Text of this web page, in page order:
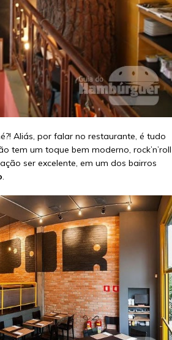
Aliás, por falar no restaurante, é tudo
tem um toque bem moderno, rock’n’roll
ser excelente, em um dos bairros
.